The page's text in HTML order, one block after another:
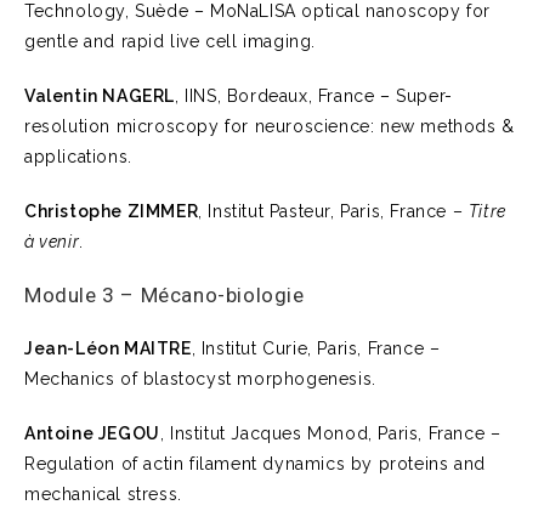
Technology, Suède – MoNaLISA optical nanoscopy for
gentle and rapid live cell imaging.
Valentin NAGERL , IINS, Bordeaux, France – Super-
resolution microscopy for neuroscience: new methods &
applications.
Christophe ZIMMER , Institut Pasteur, Paris, France – Titre
à venir
Module 3 – Mécano-biologie
Jean-Léon MAITRE , Institut Curie, Paris, France –
Mechanics of blastocyst morphogenesis.
Antoine JEGOU
, Institut Jacques Monod, Paris, France –
Regulation of actin filament dynamics by proteins and
mechanical stress.